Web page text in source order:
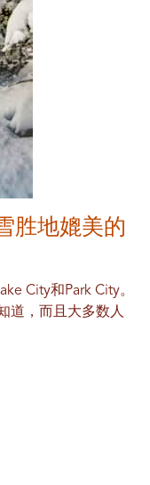
地媲美的
City和Park City。
道，而且大多数人